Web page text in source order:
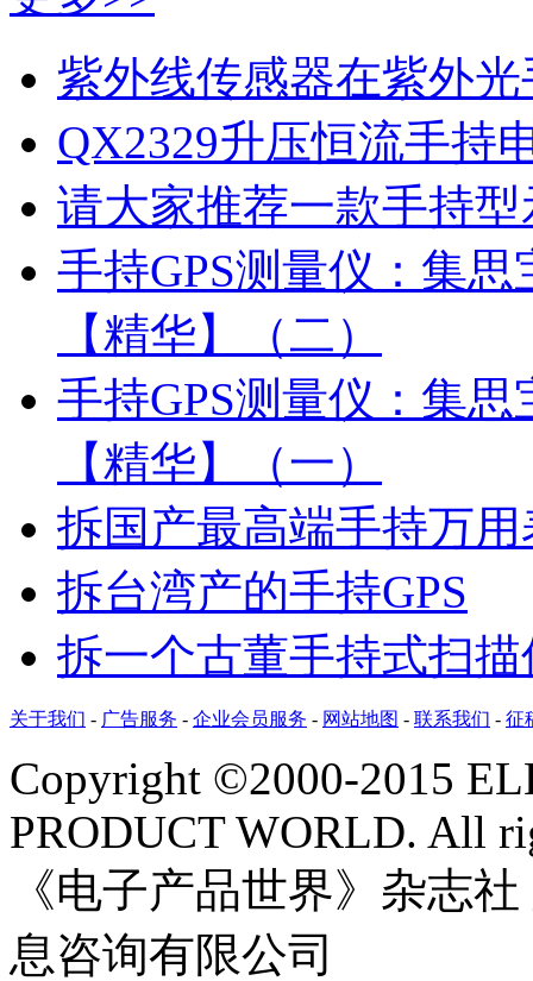
紫外线传感器在紫外
QX2329升压恒流手持
请大家推荐一款手持
手持GPS测量仪：集
【精华】（二）
手持GPS测量仪：集
【精华】（一）
拆国产最高端手持万
拆台湾产的手持GPS
拆一个古董手持式扫描
关于我们 - 广告服务 - 企业会员服务 - 网站地图 - 联系我们 - 征
Copyright ©2000-2015
PRODUCT WORLD. All
《电子产品世界》杂志
息咨询有限公司